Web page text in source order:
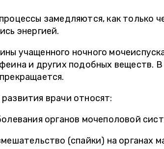
замедляются, как только
энергией.
учащенного ночного
и других подобных веществ.
врачи относят:
органов мочеполовой
(спайки) на органах